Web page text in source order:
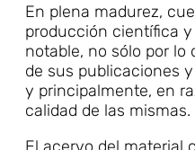
En plena madurez,
producción científica
notable, no sólo por lo
de sus publicaciones
y principalmente, en
calidad de las mismas.
El acervo del material